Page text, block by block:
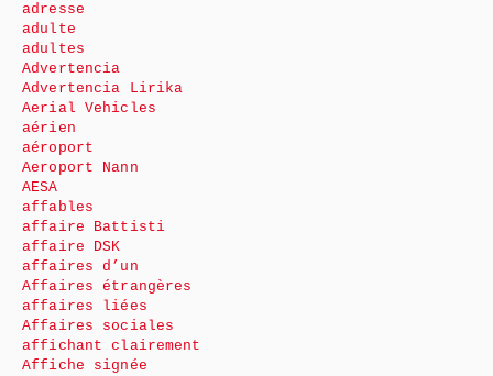
adresse
adulte
adultes
Advertencia
Advertencia Lirika
Aerial Vehicles
aérien
aéroport
Aeroport Nann
AESA
affables
affaire Battisti
affaire DSK
affaires d’un
Affaires étrangères
affaires liées
Affaires sociales
affichant clairement
Affiche signée